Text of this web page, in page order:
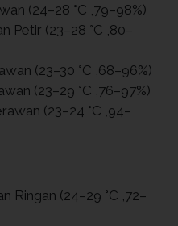
(24–28 °C ,79–98%)
Petir (23–28 °C ,80–
(23–30 °C ,68–96%)
(23–29 °C ,76–97%)
(23–24 °C ,94–
Ringan (24–29 °C ,72–